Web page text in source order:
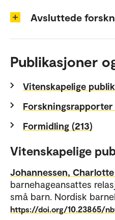
Avsluttede
Publikasjoner
Vitenskapelige
Forskningsrapporter
Formidling (213)
Vitenskapelige
Johannessen, Charlotte
barnehageansattes
små barn. Nordisk
https://doi.org/10.23865/